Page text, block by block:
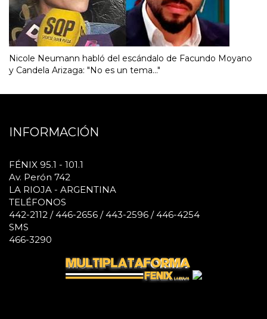
Nicole Neumann habló del escándalo de Facundo Moyano
y Candela Arizaga: "No es un tema..."
INFORMACIÓN
FÉNIX 95.1 - 101.1
Av. Perón 742
LA RIOJA - ARGENTINA
TELÉFONOS
442-2112 / 446-2656 / 443-2596 / 446-4254
SMS
466-3290